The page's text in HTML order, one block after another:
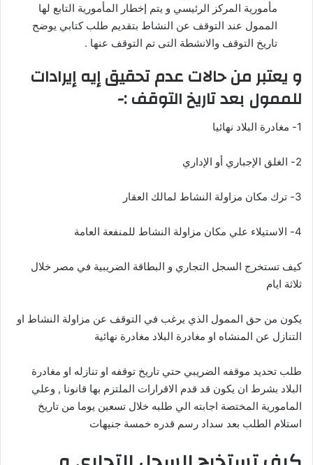
مأمورية المركز الرئيسي و يتم إخطار المأمورية التابع لها
الممول عند التوقف عن النشاط بتقديم طلب كتابي يوضح
تاريخ التوقف والانشطة التى تم التوقف عنها .
و يعتبر من حالات عدم تحقيق إيه إيرادات
للممول بعد تاريخ التوقف :-
1- مغادرة البلاد نهائيا
2- الغلق الإجباري أو الإداري
3- ترك مكان مزاولة النشاط لمالك العقار
4- الاستيلاء علي مكان مزاولة النشاط للمنفعة العامة
كيف تستخرج السجل التجاري و البطاقة الضريبية في مصر خلال
ثلاثة ايام
يكون من حق الممول الذي يرغب في التوقف عن مزاولة النشاط او
التنازل عن المنشاه او مغادرة البلاد مغادرة نهائية
طلب تحديد موقفه الضريبي حتي تاريخ توقفه او تنازله او مغادرة
البلاد بشرط ان يكون قد قدم الاقرارات الملتزم بها قانونا , وعلي
المامورية المختصة اجابته الي طلبه خلال تسعين يوما من تاريخ
استلام الطلب بعد سداد رسم قدره خمسة جنيهات